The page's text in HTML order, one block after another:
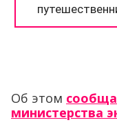
Об этом
министерства